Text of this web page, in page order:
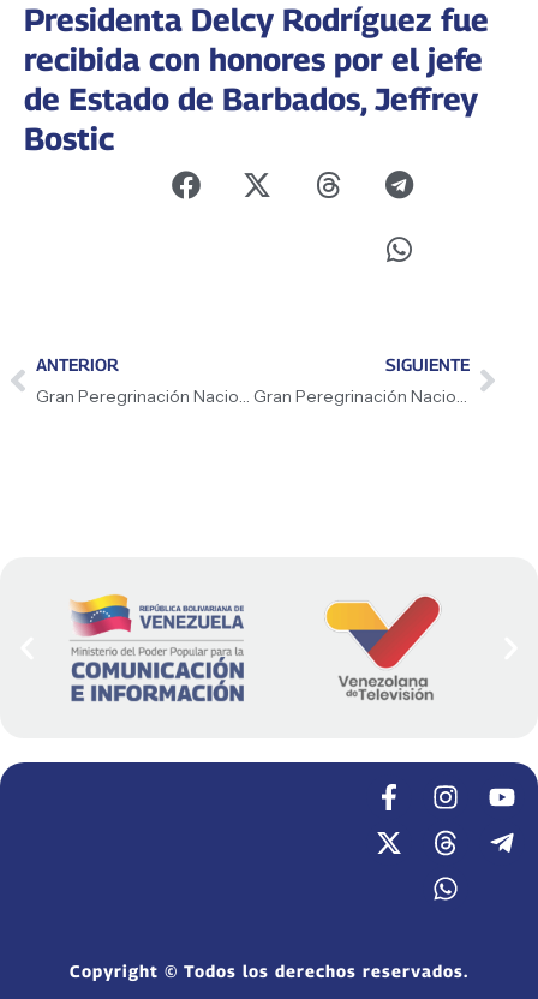
Presidenta Delcy Rodríguez fue
recibida con honores por el jefe
de Estado de Barbados, Jeffrey
Bostic
ANTERIOR
Gran Peregrinación Nacional toma Sucre con masiva movilización por el cese de las sanciones
SIGUIENTE
Gran Peregrinación Nacional: Gobernador Arnaldo Sánchez destaca fortaleza productiva de Mérida
Copyright © Todos los derechos reservados.